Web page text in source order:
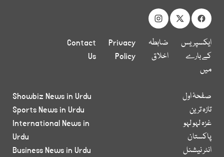
ایکسپریس
کے بارے
میں
ضابطہ
اخلاق
Privacy
Policy
Contact
Us
صفحۂ اول
تازہ ترین
غزہ لہو لہو
پاکستان
انٹر نیشنل
Showbiz News in Urdu
Sports News in Urdu
International News in
Urdu
Business News in Urdu